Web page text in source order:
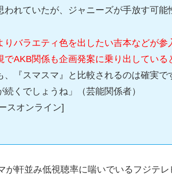
われていたが、ジャニーズが手放す可能
りバラエティ色を出したい吉本などが参
でAKB関係も企画発案に乗り出している
、『スマスマ』と比較されるのは確実で
続くでしょうね」（芸能関係者）
スオンライン]
が軒並み低視聴率に喘いでいるフジテ